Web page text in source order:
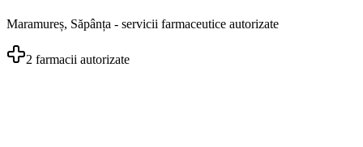
Maramureș, Săpânța - servicii farmaceutice autorizate
2 farmacii autorizate